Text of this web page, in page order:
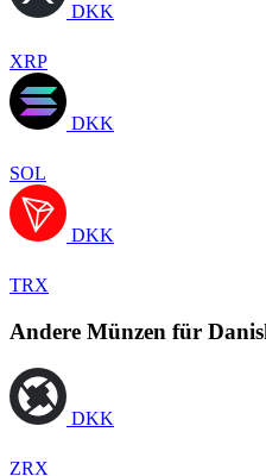
DKK
XRP
DKK
SOL
DKK
TRX
Andere Münzen für
DKK
ZRX